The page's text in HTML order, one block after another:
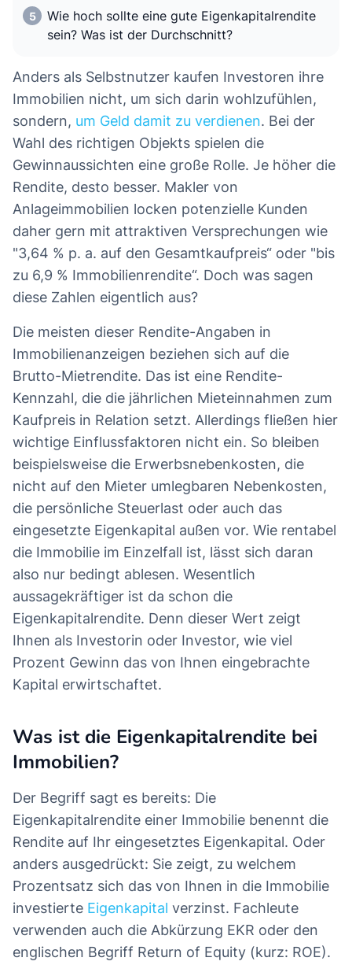
Wie hoch sollte eine gute Eigenkapitalrendite
sein? Was ist der Durchschnitt?
Anders als Selbstnutzer kaufen Investoren ihre
Immobilien nicht, um sich darin wohlzufühlen,
sondern, um Geld damit zu verdienen. Bei der
Wahl des richtigen Objekts spielen die
Gewinnaussichten eine große Rolle. Je höher die
Rendite, desto besser. Makler von
Anlageimmobilien locken potenzielle Kunden
daher gern mit attraktiven Versprechungen wie
"3,64 % p. a. auf den Gesamtkaufpreis“ oder "bis
zu 6,9 % Immobilienrendite“. Doch was sagen
diese Zahlen eigentlich aus?
Die meisten dieser Rendite-Angaben in
Immobilienanzeigen beziehen sich auf die
Brutto-Mietrendite. Das ist eine Rendite-
Kennzahl, die die jährlichen Mieteinnahmen zum
Kaufpreis in Relation setzt. Allerdings fließen hier
wichtige Einflussfaktoren nicht ein. So bleiben
beispielsweise die Erwerbsnebenkosten, die
nicht auf den Mieter umlegbaren Nebenkosten,
die persönliche Steuerlast oder auch das
eingesetzte Eigenkapital außen vor. Wie rentabel
die Immobilie im Einzelfall ist, lässt sich daran
also nur bedingt ablesen. Wesentlich
aussagekräftiger ist da schon die
Eigenkapitalrendite. Denn dieser Wert zeigt
Ihnen als Investorin oder Investor, wie viel
Prozent Gewinn das von Ihnen eingebrachte
Kapital erwirtschaftet.
Was ist die Eigenkapitalrendite bei
Immobilien?
Der Begriff sagt es bereits: Die
Eigenkapitalrendite einer Immobilie benennt die
Rendite auf Ihr eingesetztes Eigenkapital. Oder
anders ausgedrückt: Sie zeigt, zu welchem
Prozentsatz sich das von Ihnen in die Immobilie
investierte Eigenkapital verzinst. Fachleute
verwenden auch die Abkürzung EKR oder den
englischen Begriff Return of Equity (kurz: ROE).